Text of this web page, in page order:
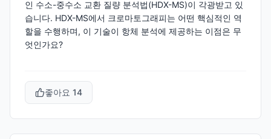
인 수소-중수소 교환 질량 분석법(HDX-MS)이 각광받고 있
습니다. HDX-MS에서 크로마토그래피는 어떤 핵심적인 역
할을 수행하며, 이 기술이 항체 분석에 제공하는 이점은 무
엇인가요?
좋아요 14